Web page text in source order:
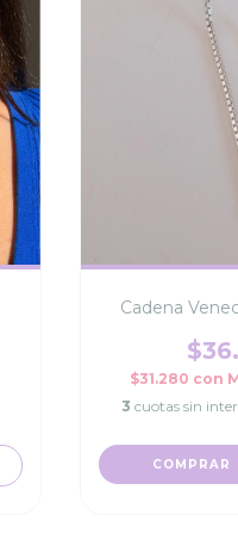
Cadena
$31.280 con
3 cuotas sin
COMPRAR